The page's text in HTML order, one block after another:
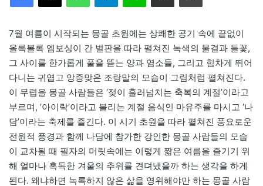
7월 여름이 시작되는 몽골 초원에는 상쾌한 공기 속에 끝없이
올록볼록 엠보싱이 간 벌판을 따라 펼쳐진 녹색의 물결과 들꽃,
그 사이를 한가롭게 풀을 뜯는 양과 염소들, 그리고 힘차게 뛰어
다니는 귀엽고 앙증맞은 조랑말의 모습이 그림처럼 펼쳐진다.
이 무렵을 몽골 사람들은 ‘젖이 흘러넘치는 축복의 계절’이라고
부르며, ‘아이락’이라고 불리는 계절 음식인 마유주를 마시고 ‘나
담’이라는 축제를 즐긴다. 이 시기 초원을 따라 펼쳐진 풍요로운
전원적 풍경과 함께 나담에 참가한 강인한 몽골 사람들의 모습
이 교차될 때 필자의 머릿속에는 이렇게 짧은 여름을 즐기기 위
해 얼마나 혹독한 겨울의 추위를 견뎌냈을까 하는 생각을 하게
된다. 왜냐하면 녹록하지 않은 삶을 영위해야만 하는 몽골 사람